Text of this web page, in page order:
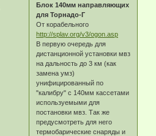
Блок 140мм направляющих
для Торнадо-Г
От корабельного
http://splav.org/v3/ogon.asp
В первую очередь для
дистанционной установки мвз
на дальность до 3 км (как
замена умз)
унифицированный по
"калибру" с 140мм кассетами
используемыми для
постановки мвз. Так же
предусмотреть для него
термобарические снаряды и